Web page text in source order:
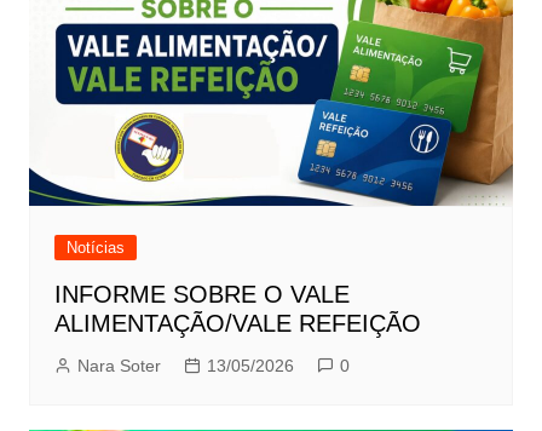
Notícias
INFORME SOBRE O VALE
ALIMENTAÇÃO/VALE REFEIÇÃO
Nara Soter 13/05/2026 0